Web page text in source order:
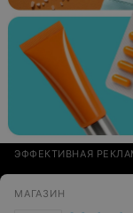
ЭФФЕКТИВНАЯ
МАГАЗИН